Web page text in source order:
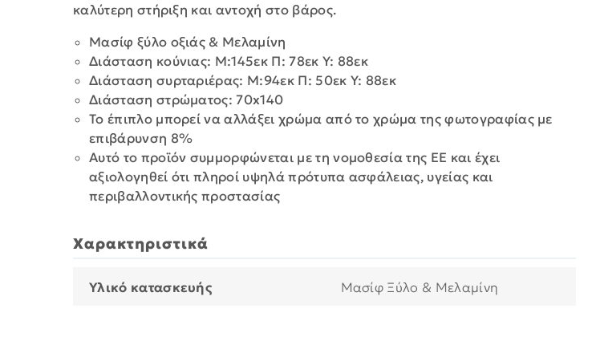
καλύτερη στήριξη και αντοχή στο βάρος.
Μασίφ ξύλο οξιάς & Mελαμίνη
Διάσταση κούνιας: Μ:145εκ Π: 78εκ Y: 88εκ
Διάσταση συρταριέρας: Μ:94εκ Π: 50εκ Y: 88εκ
Διάσταση στρώματος: 70x140
Το έπιπλο μπορεί να αλλάξει χρώμα από το χρώμα της φωτογραφίας με
επιβάρυνση 8%
Αυτό το προϊόν συμμορφώνεται με τη νομοθεσία της ΕΕ και έχει
αξιολογηθεί ότι πληροί υψηλά πρότυπα ασφάλειας, υγείας και
περιβαλλοντικής προστασίας
Χαρακτηριστικά
Υλικό κατασκευής Μασίφ Ξύλο & Μελαμίνη